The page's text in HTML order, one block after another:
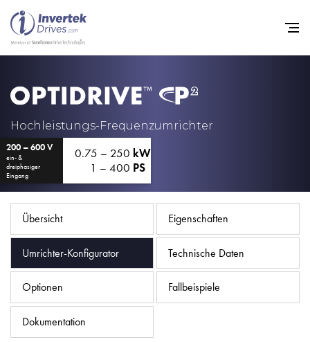
Hochleistungs-Frequenzumrichter
200 – 600 V
ein- &
dreiphasiger
Eingang
0.75 – 250 kW
1 – 400 PS
Übersicht Eigenschaften
Umrichter-Konfigurator Technische Daten
Optionen Fallbeispiele
Dokumentation
Startseite
Frequenzumrichter
News
Karriere
Unternehmen
Kontakt